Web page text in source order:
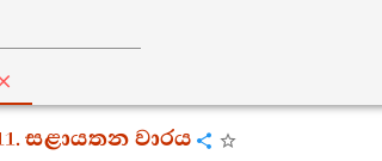
සළායතන වාරය